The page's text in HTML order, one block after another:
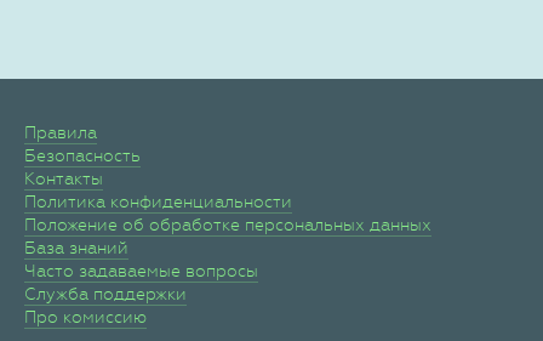
Правила
Безопасность
Контакты
Политика конфиденциальности
Положение об обработке персональных данных
База знаний
Часто задаваемые вопросы
Служба поддержки
Про комиссию